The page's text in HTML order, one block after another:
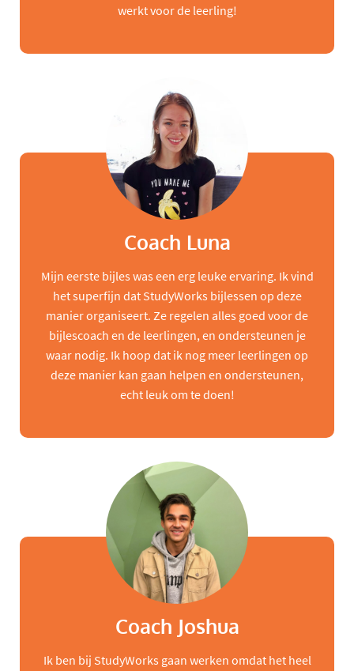
werkt voor de leerling!
Coach Luna
Mijn eerste bijles was een erg leuke ervaring. Ik vind
het superfijn dat StudyWorks bijlessen op deze
manier organiseert. Ze regelen alles goed voor de
bijlescoach en de leerlingen, en ondersteunen je
waar nodig. Ik hoop dat ik nog meer leerlingen op
deze manier kan gaan helpen en ondersteunen,
echt leuk om te doen!
Coach Joshua
Ik ben bij StudyWorks gaan werken omdat het heel